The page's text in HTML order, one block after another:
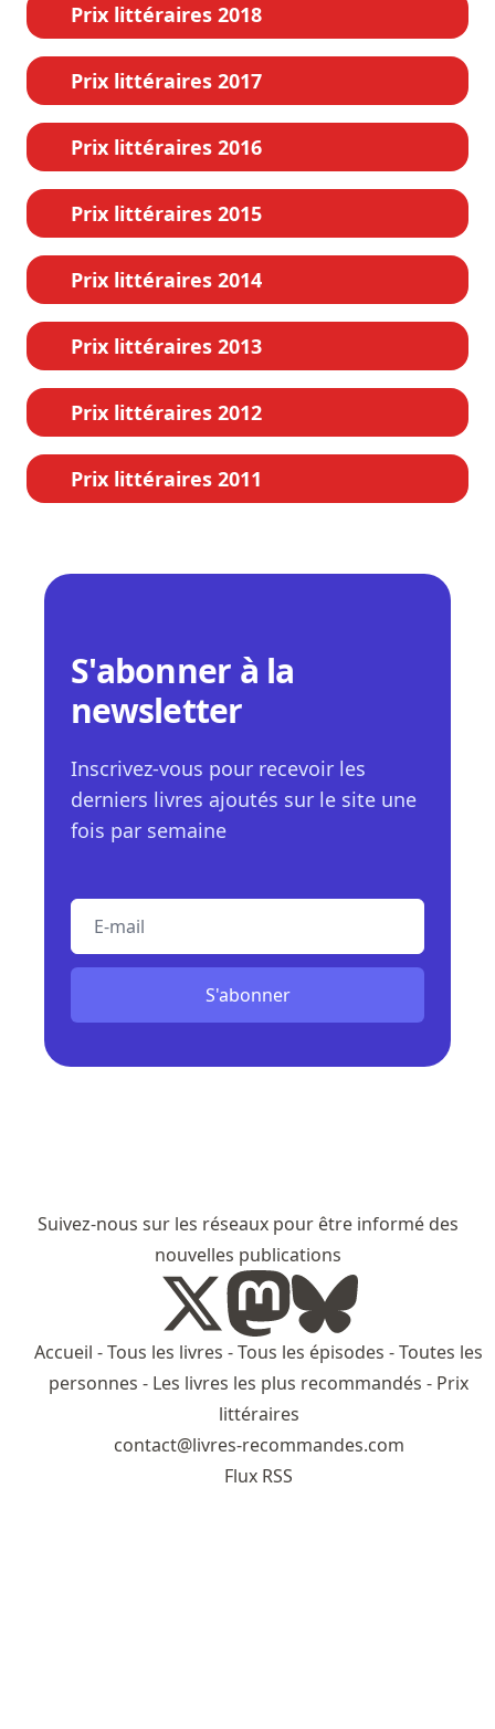
Prix littéraires 2018
Prix littéraires 2017
Prix littéraires 2016
Prix littéraires 2015
Prix littéraires 2014
Prix littéraires 2013
Prix littéraires 2012
Prix littéraires 2011
S'abonner à la
newsletter
Inscrivez-vous pour recevoir les
derniers livres ajoutés sur le site une
fois par semaine
S'abonner
Suivez-nous sur les réseaux pour être informé des
nouvelles publications
Accueil -Tous les livres -Tous les épisodes -Toutes les
personnes - Les livres les plus recommandés - Prix
littéraires
contact@livres-recommandes.com
Flux RSS